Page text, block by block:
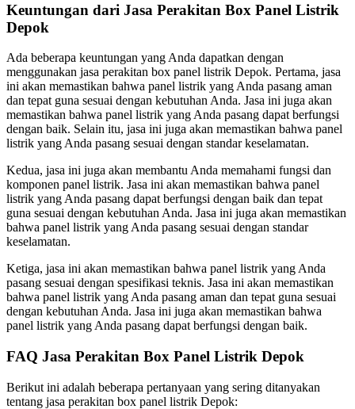
Keuntungan dari Jasa Perakitan Box Panel Listrik
Depok
Ada beberapa keuntungan yang Anda dapatkan dengan
menggunakan jasa perakitan box panel listrik Depok. Pertama, jasa
ini akan memastikan bahwa panel listrik yang Anda pasang aman
dan tepat guna sesuai dengan kebutuhan Anda. Jasa ini juga akan
memastikan bahwa panel listrik yang Anda pasang dapat berfungsi
dengan baik. Selain itu, jasa ini juga akan memastikan bahwa panel
listrik yang Anda pasang sesuai dengan standar keselamatan.
Kedua, jasa ini juga akan membantu Anda memahami fungsi dan
komponen panel listrik. Jasa ini akan memastikan bahwa panel
listrik yang Anda pasang dapat berfungsi dengan baik dan tepat
guna sesuai dengan kebutuhan Anda. Jasa ini juga akan memastikan
bahwa panel listrik yang Anda pasang sesuai dengan standar
keselamatan.
Ketiga, jasa ini akan memastikan bahwa panel listrik yang Anda
pasang sesuai dengan spesifikasi teknis. Jasa ini akan memastikan
bahwa panel listrik yang Anda pasang aman dan tepat guna sesuai
dengan kebutuhan Anda. Jasa ini juga akan memastikan bahwa
panel listrik yang Anda pasang dapat berfungsi dengan baik.
FAQ Jasa Perakitan Box Panel Listrik Depok
Berikut ini adalah beberapa pertanyaan yang sering ditanyakan
tentang jasa perakitan box panel listrik Depok: